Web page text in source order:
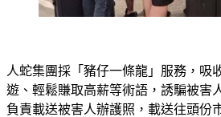
人蛇集團採「豬仔一條龍」服務，吸
遊、輕鬆賺取高薪等術語，誘騙被害
負責載送被害人辦護照，載送往頭份